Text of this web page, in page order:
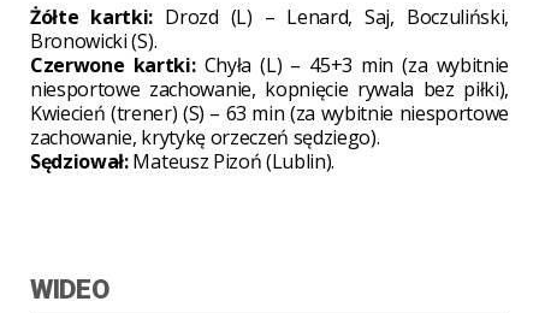
Żółte kartki: Drozd (L) – Lenard, Saj, Boczuliński,
Bronowicki (S).
Czerwone kartki:Chyła (L) – 45+3 min (za wybitnie
niesportowe zachowanie, kopnięcie rywala bez piłki),
Kwiecień (trener) (S) – 63 min (za wybitnie niesportowe
zachowanie, krytykę orzeczeń sędziego).
Sędziował:Mateusz Pizoń (Lublin).
WIDEO